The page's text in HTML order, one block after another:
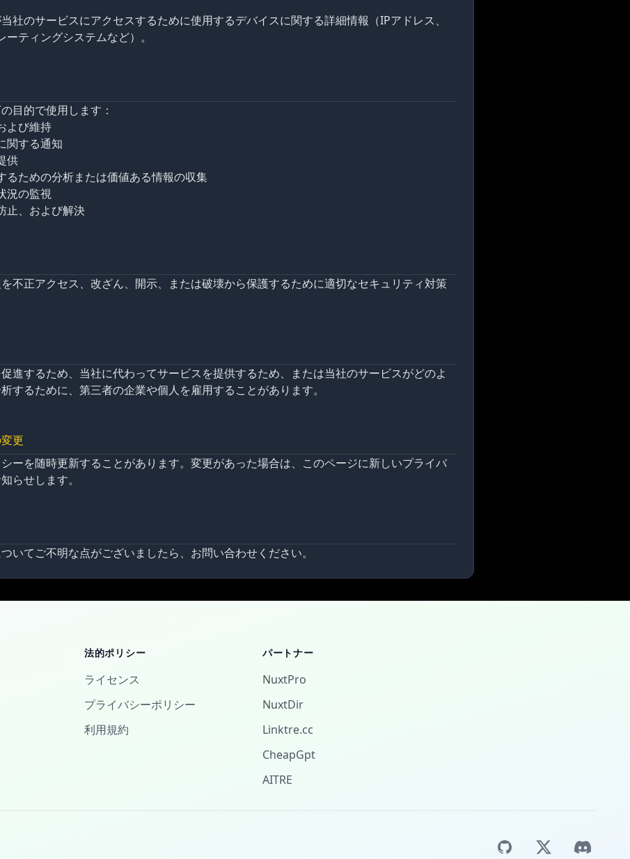
社のサービスにアクセスするために使用するデバイスに関する詳細情報（IPアドレス、
ティングシステムなど）。
目的で使用します：
よび維持
関する通知
供
るための分析または価値ある情報の収集
況の監視
止、および解決
不正アクセス、改ざん、開示、または破壊から保護するために適切なセキュリティ対策
進するため、当社に代わってサービスを提供するため、または当社のサービスがどのよ
するために、第三者の企業や個人を雇用することがあります。
更
ーを随時更新することがあります。変更があった場合は、このページに新しいプライバ
らせします。
いてご不明な点がございましたら、お問い合わせください。
法的ポリシー
ライセンス
プライバシーポリシー
利用規約
パートナー
NuxtPro
NuxtDir
Linktre.cc
CheapGpt
AITRE